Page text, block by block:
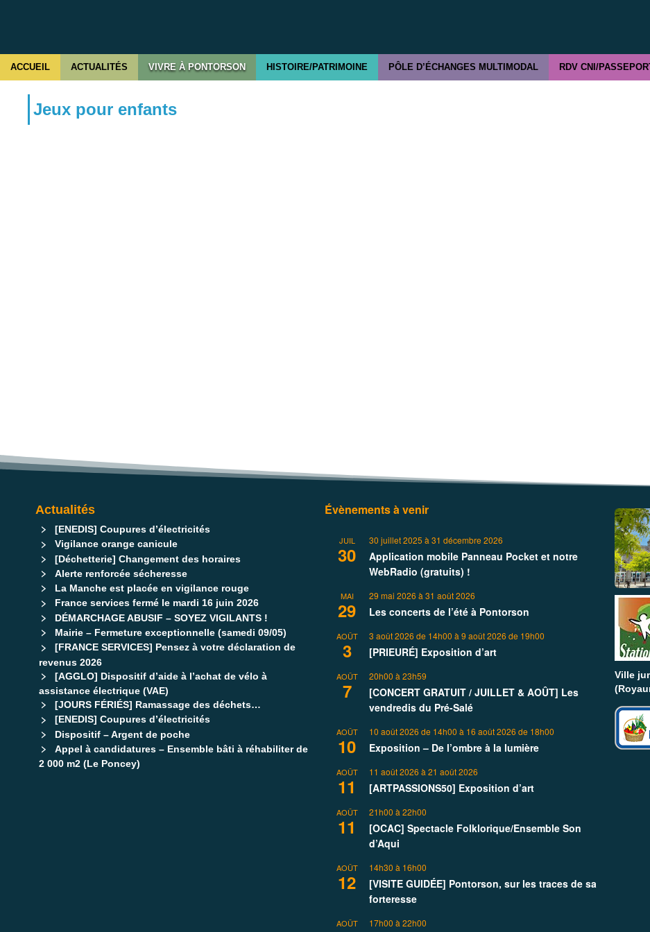
ACCUEIL ACTUALITÉS VIVRE À PONTORSON HISTOIRE/PATRIMOINE PÔLE D’ÉCHANGES MULTIMODAL RDV CNI/
Jeux pour enfants
Actualités
[ENEDIS] Coupures d’électricités
Vigilance orange canicule
[Déchetterie] Changement des horaires
Alerte renforcée sécheresse
La Manche est placée en vigilance rouge
France services fermé le mardi 16 juin 2026
DÉMARCHAGE ABUSIF – SOYEZ VIGILANTS !
Mairie – Fermeture exceptionnelle (samedi 09/05)
[FRANCE SERVICES] Pensez à votre déclaration de
revenus 2026
[AGGLO] Dispositif d’aide à l’achat de vélo à
assistance électrique (VAE)
[JOURS FÉRIÉS] Ramassage des déchets…
[ENEDIS] Coupures d’électricités
Dispositif – Argent de poche
Appel à candidatures – Ensemble bâti à réhabiliter de
2 000 m2 (Le Poncey)
Évènements à venir
JUIL
30
30 juillet 2025 à31 décembre 2026
Application mobile Panneau Pocket et notre
WebRadio (gratuits) !
MAI
29
29 mai 2026 à31 août 2026
Les concerts de l’été à Pontorson
AOÛT
3
3 août 2026 de 14h00 à9 août 2026 de 19h00
[PRIEURÉ] Exposition d’art
AOÛT
7
20h00 à23h59
[CONCERT GRATUIT / JUILLET & AOÛT] Les
vendredis du Pré-Salé
AOÛT
10
10 août 2026 de 14h00 à 16 août 2026 de 18h00
Exposition – De l’ombre à la lumière
AOÛT
11
11 août 2026 à21 août 2026
[ARTPASSIONS50] Exposition d’art
AOÛT
11
21h00 à22h00
[OCAC] Spectacle Folklorique/Ensemble Son
d’Aqui
AOÛT
12
14h30 à 16h00
[VISITE GUIDÉE] Pontorson, sur les traces de sa
forteresse
AOÛT 17h00 à22h00
Ville